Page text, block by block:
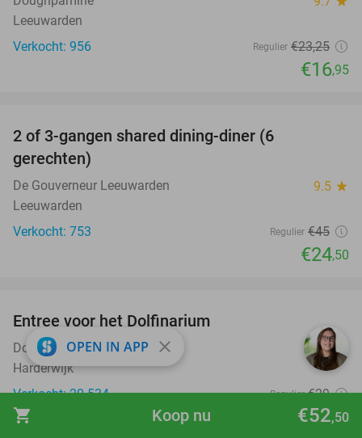
shopping_cart €52,50
Koop nu
Leeuwarden
Verkocht: 956
Regulier €23,25
€16,95
2 of 3-gangen shared dining-diner (6
gerechten)
De Gouverneur Leeuwarden 9.5 star
Leeuwarden
Verkocht: 753
Regulier €45
€24,50
36%
Entree voor het Dolfinarium
Dolfinarium 8.5star
Harderwijk
Verkocht: 20.534
Regulier €29
€18,50
OPEN IN APP close